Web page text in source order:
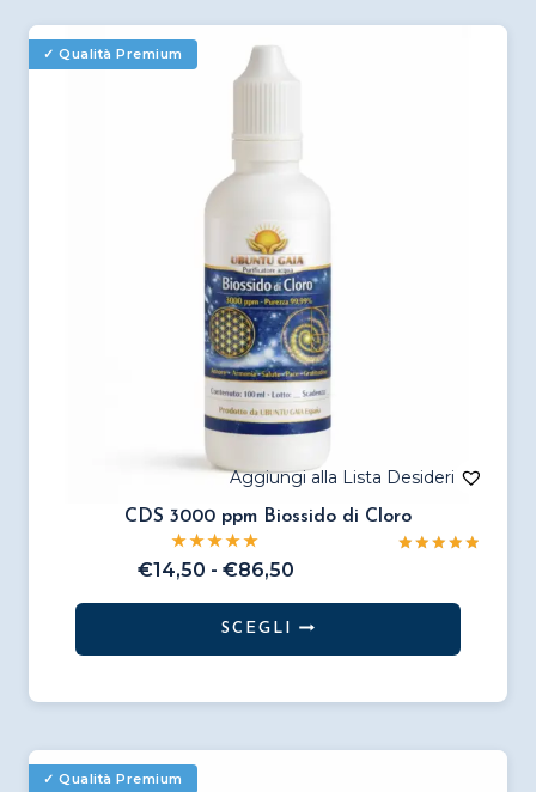
CDS 3000 ppm Biossido di Cloro
€14,50 - €86,50
prezzo:
a
SCEGLI
prodotto
più